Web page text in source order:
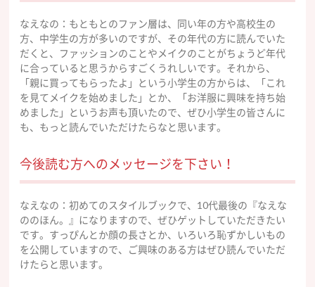
なえなの：もともとのファン層は、同い年の方や高校生の
方、中学生の方が多いのですが、その年代の方に読んでいた
だくと、ファッションのことやメイクのことがちょうど年代
に合っていると思うからすごくうれしいです。それから、
「親に買ってもらったよ」という小学生の方からは、「これ
を見てメイクを始めました」とか、「お洋服に興味を持ち始
めました」というお声も頂いたので、ぜひ小学生の皆さんに
も、もっと読んでいただけたらなと思います。
今後読む方へのメッセージを下さい！
なえなの：初めてのスタイルブックで、10代最後の『なえな
ののほん。』になりますので、ぜひゲットしていただきたい
です。すっぴんとか顔の長さとか、いろいろ恥ずかしいもの
を公開していますので、ご興味のある方はぜひ読んでいただ
けたらと思います。